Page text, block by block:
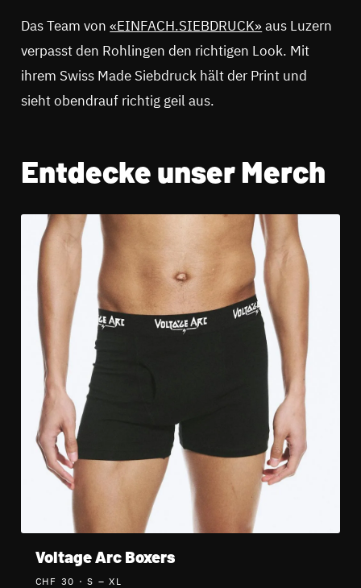
Das Team von«EINFACH.SIEBDRUCK» aus Luzern
verpasst den Rohlingen den richtigen Look. Mit
ihrem Swiss Made Siebdruck hält der Print und
sieht obendrauf richtig geil aus.
Entdecke unser Merch
Voltage Arc Boxers
CHF 30 · S – XL